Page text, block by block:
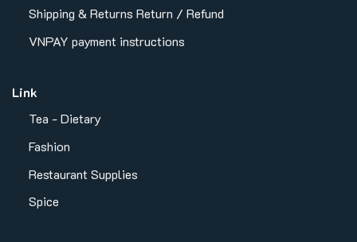
Shipping & Returns Return / Refund
VNPAY payment instructions
Link
Tea - Dietary
Fashion
Restaurant Supplies
Spice